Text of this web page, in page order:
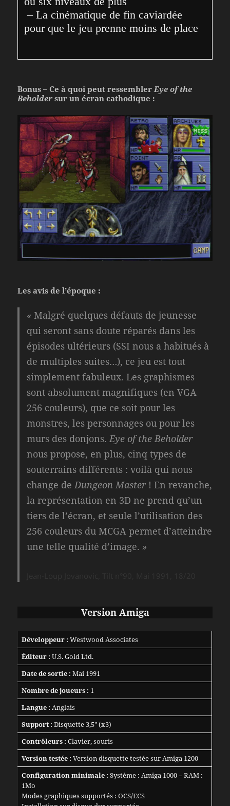
– La cinématique de fin caviardée
pour que le jeu prenne moins de place
Bonus – Ce à quoi peut ressembler Eye of the
Beholdersur un écran cathodique :
Les avis de l’époque :
«Malgré quelques défauts de jeunesse
qui seront sans doute réparés dans les
épisodes ultérieurs (SSI nous a habitués à
de multiples suites…), ce jeu est tout
simplement fabuleux. Les graphismes
sont absolument magnifiques (en VGA
256 couleurs), que ce soit pour les
monstres, les personnages ou pour les
murs des donjons.Eye of the Beholder
nous propose, en plus, cinq types de
souterrains différents : voilà qui nous
change deDungeon Master ! En revanche,
la représentation en 3D ne prend qu’un
tiers de l’écran, et seule l’utilisation des
256 couleurs du MCGA permet d’atteindre
une telle qualité d’image. »
Version Amiga
Développeur : Westwood Associates
Éditeur : U.S. Gold Ltd.
Date de sortie : Mai 1991
Nombre de joueurs : 1
Langue : Anglais
Support : Disquette 3,5″ (x3)
Contrôleurs : Clavier, souris
Version testée : Version disquette testée sur Amiga 1200
Configuration minimale : Système : Amiga 1000 – RAM :
1Mo
Modes graphiques supportés : OCS/ECS